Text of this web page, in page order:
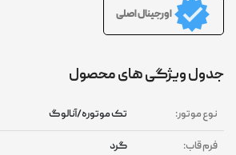
اورجینال اصلی
جدول ویژگی های محصول
نوع موتور: تک موتوره/آنالوگ
فرم قاب: گرد